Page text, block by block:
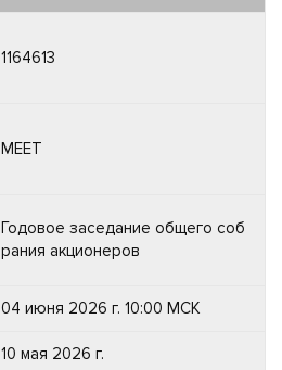
1164613
MEET
Годовое заседание общего соб
рания акционеров
04 июня 2026 г. 10:00 МСК
10 мая 2026 г.